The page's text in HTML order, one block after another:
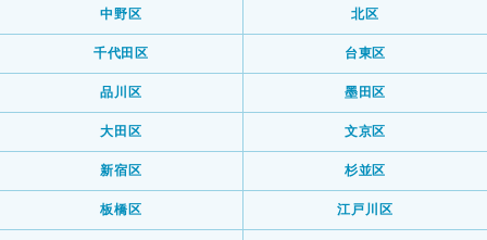
中野区 北区
千代田区 台東区
品川区 墨田区
大田区 文京区
新宿区 杉並区
板橋区 江戸川区